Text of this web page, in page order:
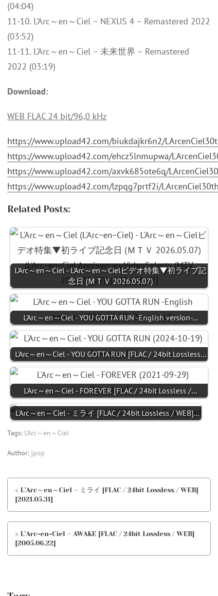
(04:04)
11-10. L’Arc～en～Ciel – NEXUS 4 – Remastered 2022
(03:52)
11-11. L’Arc～en～Ciel – 未来世界 – Remastered
2022 (03:19)
Download:
WEB FLAC 24 bit/96,0 kHz
https://www.upload42.com/biukdajkr6n2/
https://www.upload42.com/ehcz5lnmupwa/
https://www.upload42.com/axvk685ote6q/
https://www.upload42.com/lzpqg7prtf2i/
Related Posts:
L'Arc～en～Ciel - L'Arc～en～Cielビデオ特集▼初ライブ記
念日 (ＭＴＶ 2026.05.07)
L'Arc～en～Ciel - YOU GOTTA RUN -English version-…
L'Arc～en～Ciel - YOU GOTTA RUN [FLAC / 24bit Lossless…
L'Arc～en～Ciel - FOREVER [FLAC / 24bit Lossless /…
L'Arc～en～Ciel - ミライ [FLAC / 24bit Lossless / WEB]…
Tags: L'Arc～en～Ciel
Author: jpop
< L’Arc～en～Ciel – ミライ [FLAC / 24bit Lossless / WEB]
[2021.05.31]
> L’Arc~en~Ciel – AWAKE [FLAC / 24bit Lossless / WEB]
[2005.06.22]